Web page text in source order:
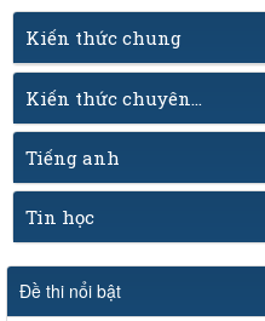
Kiến thức chung
Kiến thức chuyên...
Tiếng anh
Tin học
Đề thi nổi bật